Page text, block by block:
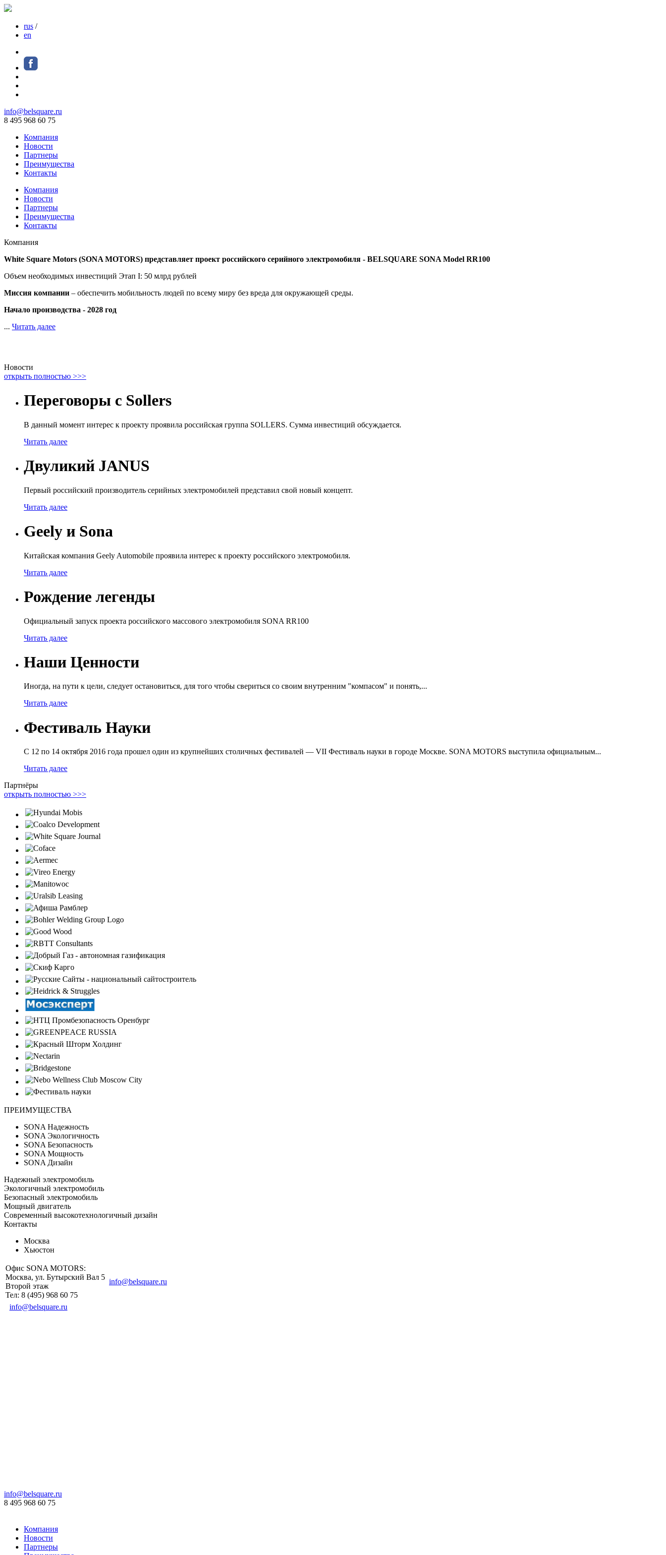
rus /
en
info@belsquare.ru
8 495 968 60 75
Компания
Новости
Партнеры
Преимущества
Контакты
Компания
Новости
Партнеры
Преимущества
Контакты
Компания
White Square Motors (SONA MOTORS) представляет проект российского серийного электромобиля - BELSQUARE SONA Model RR100
Объем необходимых инвестиций Этап I: 50 млрд рублей
Миссия компании – обеспечить мобильность людей по всему миру без вреда для окружающей среды.
Начало производства - 2028 год
... Читать далее
Новости
открыть полностью >>>
Переговоры с Sollers
В данный момент интерес к проекту проявила российская группа SOLLERS. Сумма инвестиций обсуждается.
Читать далее
Двуликий JANUS
Первый российский производитель серийных электромобилей представил свой новый концепт.
Читать далее
Geely и Sona
Китайская компания Geely Automobile проявила интерес к проекту российского электромобиля.
Читать далее
Рождение легенды
Официальный запуск проекта российского массового электромобиля SONA RR100
Читать далее
Наши Ценности
Иногда, на пути к цели, следует остановиться, для того чтобы свериться со своим внутренним "компасом" и понять,...
Читать далее
Фестиваль Науки
С 12 по 14 октября 2016 года прошел один из крупнейших столичных фестивалей — VII Фестиваль науки в городе Москве. SONA MOTORS выступила официальным...
Читать далее
Партнёры
открыть полностью >>>
ПРЕИМУЩЕСТВА
SONA Надежность
SONA Экологичность
SONA Безопасность
SONA Мощность
SONA Дизайн
Надежный электромобиль
Экологичный электромобиль
Безопасный электромобиль
Мощный двигатель
Современный высокотехнологичный дизайн
Контакты
Москва
Хьюстон
Офис SONA MOTORS:
Москва, ул. Бутырский Вал 5
Второй этаж
Тел: 8 (495) 968 60 75
info@belsquare.ru
info@belsquare.ru
info@belsquare.ru
8 495 968 60 75
Компания
Новости
Партнеры